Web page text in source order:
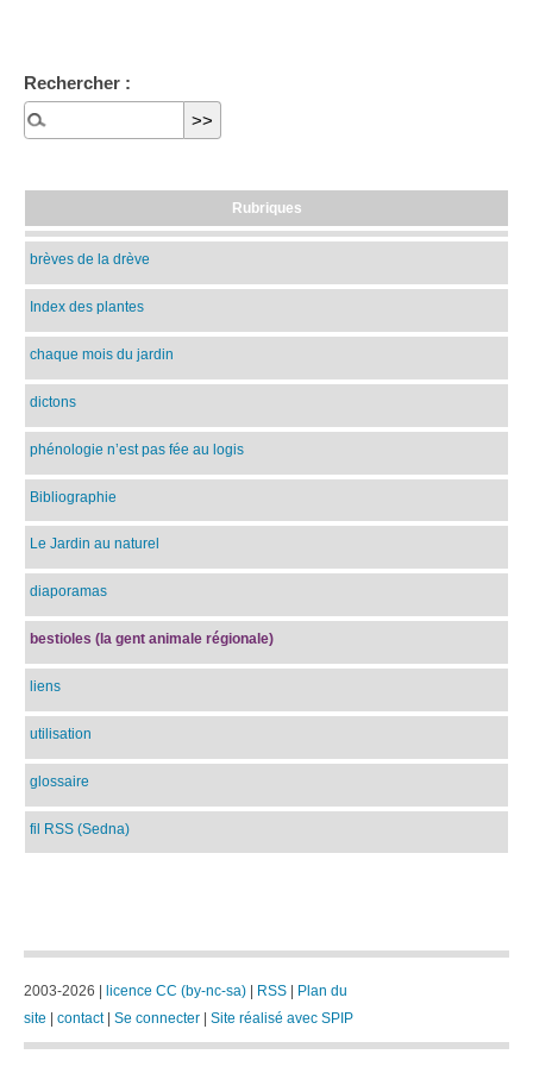
Rechercher :
Rubriques
brèves de la drève
Index des plantes
chaque mois du jardin
dictons
phénologie n’est pas fée au logis
Bibliographie
Le Jardin au naturel
diaporamas
bestioles (la gent animale régionale)
liens
utilisation
glossaire
fil RSS (Sedna)
2003-2026 | licence CC (by-nc-sa) | RSS | Plan du
site | contact| Se connecter | Site réalisé avec SPIP